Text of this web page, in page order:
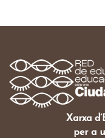
Xarxa
per a